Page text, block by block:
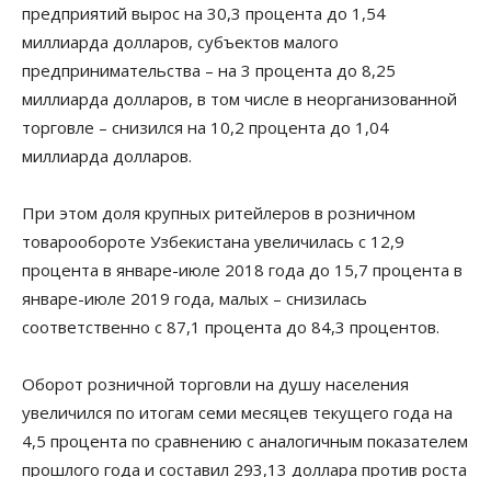
предприятий вырос на 30,3 процента до 1,54
миллиарда долларов, субъектов малого
предпринимательства – на 3 процента до 8,25
миллиарда долларов, в том числе в неорганизованной
торговле – снизился на 10,2 процента до 1,04
миллиарда долларов.
При этом доля крупных ритейлеров в розничном
товарообороте Узбекистана увеличилась с 12,9
процента в январе-июле 2018 года до 15,7 процента в
январе-июле 2019 года, малых – снизилась
соответственно с 87,1 процента до 84,3 процентов.
Оборот розничной торговли на душу населения
увеличился по итогам семи месяцев текущего года на
4,5 процента по сравнению с аналогичным показателем
прошлого года и составил 293,13 доллара против роста